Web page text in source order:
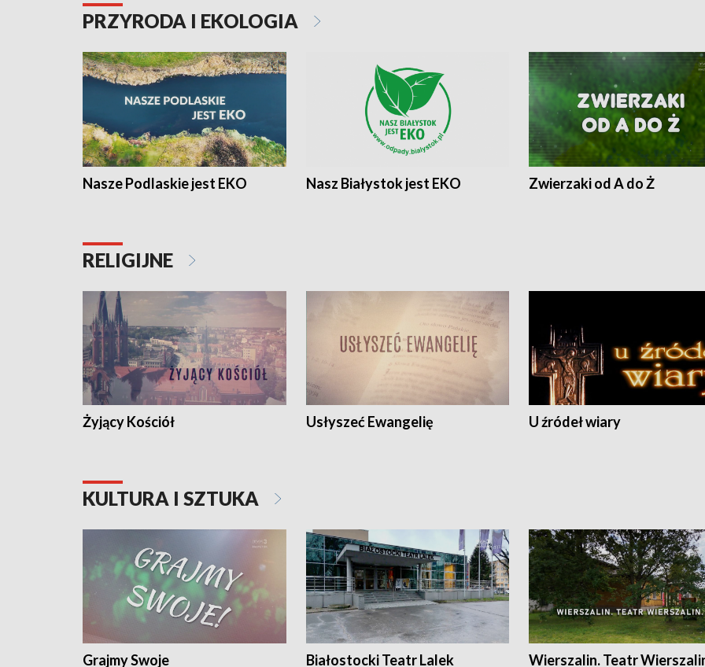
PRZYRODA I EKOLOGIA
Nasze Podlaskie jest EKO Nasz Białystok jest EKO Zwierzaki od A do Ż
RELIGIJNE
Żyjący Kościół Usłyszeć Ewangelię U źródeł wiary
KULTURA I SZTUKA
Grajmy Swoje Białostocki Teatr Lalek Wierszalin. Teatr